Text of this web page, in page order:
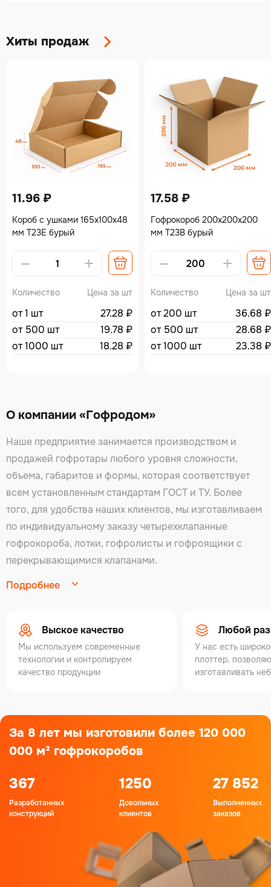
Хиты продаж
11.96 ₽
Короб с ушками 165х100х48
мм Т23Е бурый
Количество Цена за шт
от 1 шт 27.28 ₽
от 500 шт
19.78 ₽
от 1000 шт
18.28 ₽
17.58 ₽
Гофрокороб 200х200х200
мм Т23В бурый
Количество Цена за шт
от 200 шт 36.68 ₽
от 500 шт
28.68 ₽
от 1000 шт
23.38 ₽
О компании «Гофродом»
Наше предприятие занимается производством и
продажей гофротары любого уровня сложности,
объема, габаритов и формы, которая соответствует
всем установленным стандартам ГОСТ и ТУ. Более
того, для удобства наших клиентов, мы изготавливаем
по индивидуальному заказу четырехклапанные
гофрокороба, лотки, гофролисты и гофроящики с
перекрывающимися клапанами.
Подробнее
Выское качество
Мы используем современные
технологии и контролируем
качество продукции
Любой
У нас есть
плоттер,
изготавливать
За 8 лет мы изготовили более 120 000
000 м² гофрокоробов
367
Разработанных
конструкций
1250
Довольных
клиентов
27 852
Выполненных
заказов